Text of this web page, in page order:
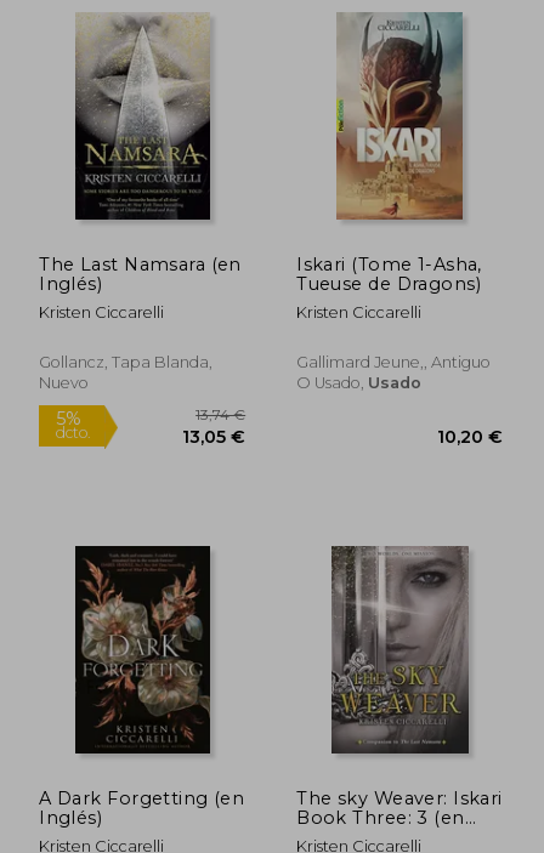
5%
dcto. 17,80 €
5%
dcto.
The Last Namsara (en
Inglés)
Kristen Ciccarelli
Gollancz, Tapa Blanda,
Nuevo
Iskari (Tome 1-Asha,
Tueuse de Dragons)
Kristen Ciccarelli
Gallimard Jeune,, Antiguo
O Usado, Usado
A Dark Forgetting (en
Inglés)
Kristen Ciccarelli
The sky Weaver: Iskari
Book Three: 3 (en
Inglés)
Kristen Ciccarelli